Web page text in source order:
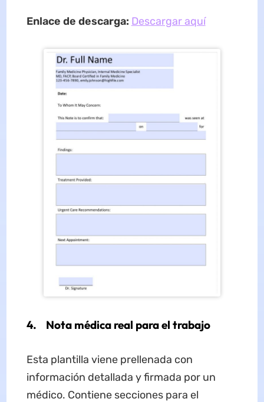
Enlace de descarga: Descargar aquí
4. Nota médica real para el trabajo
Esta plantilla viene prellenada con
información detallada y firmada por un
médico. Contiene secciones para el